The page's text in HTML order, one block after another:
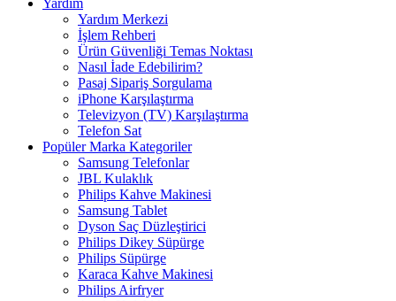
Yardım Merkezi
İşlem Rehberi
Ürün Güvenliği Temas Noktası
Nasıl İade Edebilirim?
Pasaj Sipariş Sorgulama
iPhone Karşılaştırma
Televizyon (TV) Karşılaştırma
Telefon Sat
Popüler Marka Kategoriler
Samsung Telefonlar
JBL Kulaklık
Philips Kahve Makinesi
Samsung Tablet
Dyson Saç Düzleştirici
Philips Dikey Süpürge
Philips Süpürge
Karaca Kahve Makinesi
Philips Airfryer